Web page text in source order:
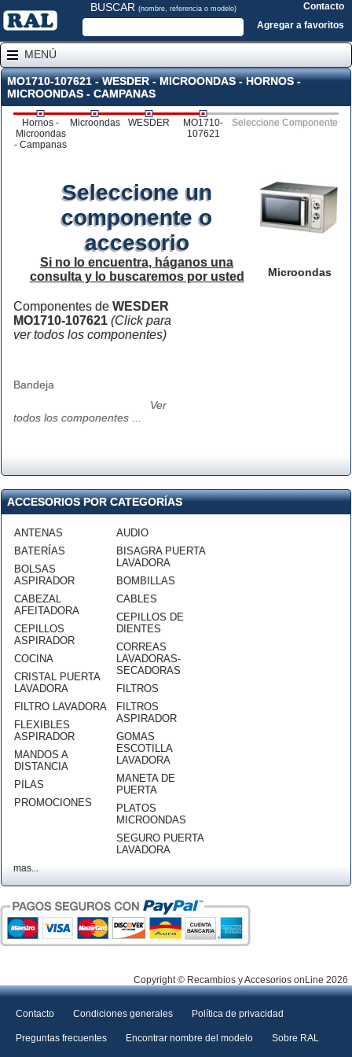
BUSCAR (nombre, referencia o modelo)
Contacto
Agregar a favoritos
MENÚ
MO1710-107621 - WESDER - MICROONDAS - HORNOS -
MICROONDAS - CAMPANAS
Hornos -
Microondas
- Campanas
Microondas WESDER
MO1710-
107621
Seleccione Componente
Microondas
Seleccione un
componente o
accesorio
Si no lo encuentra, háganos una
consulta y lo buscaremos por usted
Componentes de WESDER
MO1710-107621 (Click para
ver todos los componentes)
Bandeja
Ver
todos los componentes ...
ACCESORIOS POR CATEGORÍAS
ANTENAS
BATERÍAS
BOLSAS
ASPIRADOR
CABEZAL
AFEITADORA
CEPILLOS
ASPIRADOR
COCINA
CRISTAL PUERTA
LAVADORA
FILTRO LAVADORA
FLEXIBLES
ASPIRADOR
MANDOS A
DISTANCIA
PILAS
PROMOCIONES
AUDIO
BISAGRA PUERTA
LAVADORA
BOMBILLAS
CABLES
CEPILLOS DE
DIENTES
CORREAS
LAVADORAS-
SECADORAS
FILTROS
FILTROS
ASPIRADOR
GOMAS
ESCOTILLA
LAVADORA
MANETA DE
PUERTA
PLATOS
MICROONDAS
SEGURO PUERTA
LAVADORA
mas...
Copyright © Recambios y Accesorios onLine 2026
Contacto Condiciones generales Política de privacidad
Preguntas frecuentes Encontrar nombre del modelo Sobre RAL